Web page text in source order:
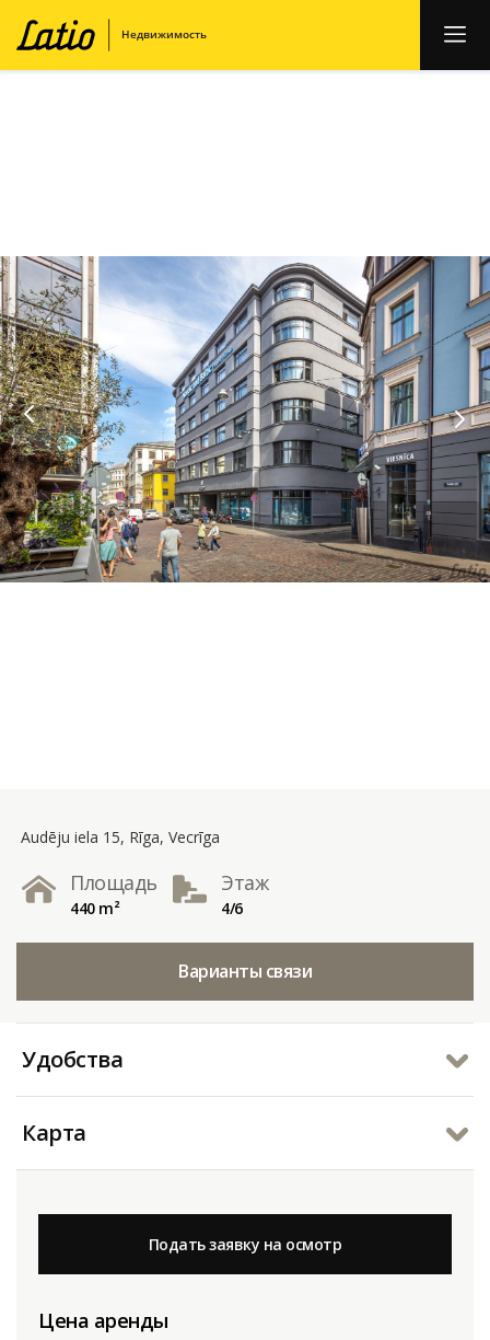
Audēju iela 15, Rīga, Vecrīga
Площадь
440 m²
Этаж
4/6
Варианты связи
Удобства
Карта
Подать заявку на осмотр
Цена аренды